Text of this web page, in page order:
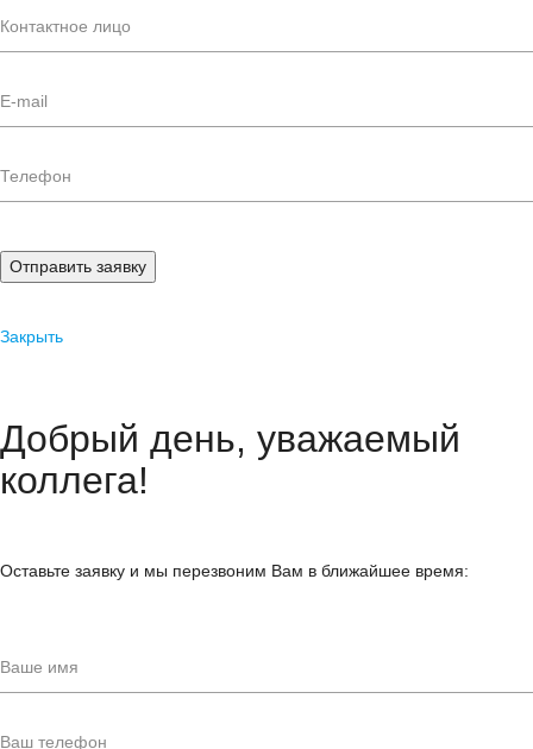
Отправить заявку
Закрыть
Добрый день, уважаемый
коллега!
Оставьте заявку и мы перезвоним Вам в ближайшее время: